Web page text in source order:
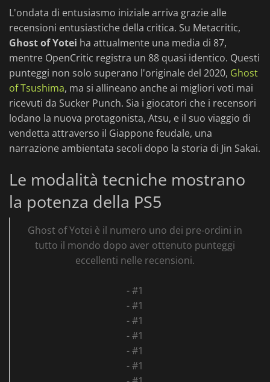
L'ondata di entusiasmo iniziale arriva grazie alle
recensioni entusiastiche della critica. Su Metacritic,
Ghost of Yotei ha attualmente una media di 87,
mentre OpenCritic registra un 88 quasi identico. Questi
punteggi non solo superano l'originale del 2020, Ghost
of Tsushima, ma si allineano anche ai migliori voti mai
ricevuti da Sucker Punch. Sia i giocatori che i recensori
lodano la nuova protagonista, Atsu, e il suo viaggio di
vendetta attraverso il Giappone feudale, una
narrazione ambientata secoli dopo la storia di Jin Sakai.
Le modalità tecniche mostrano
la potenza della PS5
Ghost of Yotei è il numero uno dei pre-ordini in
tutto il mondo dopo aver ottenuto punteggi
eccellenti nelle recensioni.
- #1
- #1
- #1
- #1
- #1
- #1